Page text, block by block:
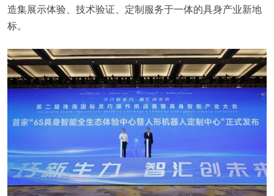
造集展示体验、技术验证、定制服务于一体的具身产业新地
标。